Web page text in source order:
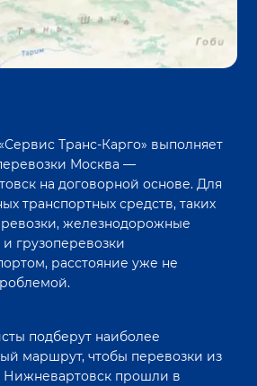
Транс-Карго» выполняет
Москва —
на договорной основе. Для
транспортных средств, таких
железнодорожные
грузоперевозки
расстояние уже не
подберут наиболее
маршрут, чтобы перевозки из
Нижневартовск прошли в